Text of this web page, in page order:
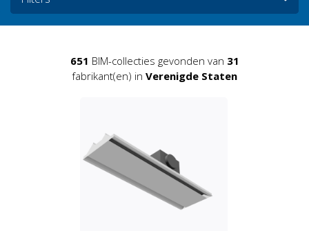
651 BIM-collecties gevonden van 31
fabrikant(en) in Verenigde Staten